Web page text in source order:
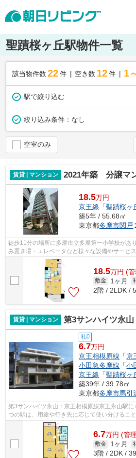
聖蹟桜ヶ丘駅物件一覧
該当物件数 22件 空き数 12 件 1
駅で絞り込む
絞り込み条件： なし
空室のみ
賃貸 | マンション 2021年築 分譲マンション
18.5万円
京王線 「聖蹟桜ヶ
築5年 / 55.68㎡
東京都多摩市関戸
徒歩11分の場所に多摩市立多摩第一小学校があ
み置き場・エレベータなど様々な設備やサービ
す。徒歩5分で駅にアクセスできる物件で...
18.5万円 (
敷金 1ヶ月
2階 / 2LDK /
賃貸 | マンション 第3サンハイツ永山
礼0
6.7万円
京王相模原線 「京
小田急多摩線 「小
京王線 「聖蹟桜ヶ
築39年 / 39.78㎡
東京都多摩市馬引
第3サンハイツ永山：京王相模原線京王永山駅
つの駅は、用途や行き先に応じて使い分けるこ
式駐車場付きの物件です。防犯対策も...
6.7万円 (管
敷金 1ヶ月
3階 / 2DK /